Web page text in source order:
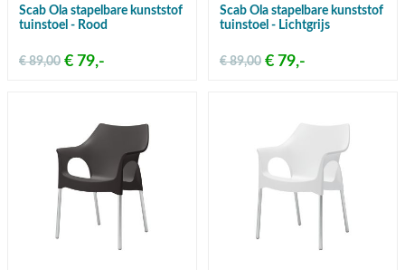
Scab Ola stapelbare kunststof
tuinstoel - Rood
€ 79,-
€ 89,00
Scab Ola stapelbare kunststof
tuinstoel - Lichtgrijs
€ 79,-
€ 89,00